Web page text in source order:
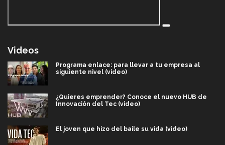
Videos
Programa enlace: para llevar a tu empresa al
siguiente nivel (video)
¿Quieres emprender? Conoce el nuevo HUB de
Innovación del Tec (video)
El joven que hizo del baile su vida (video)